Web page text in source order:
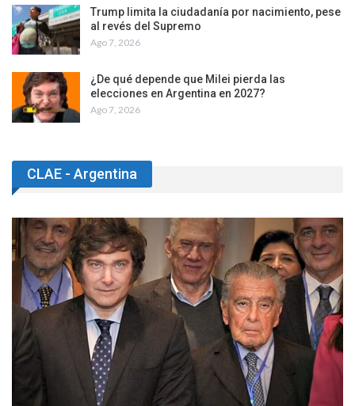
Trump limita la ciudadanía por nacimiento, pese
al revés del Supremo
Ago 7, 2026
¿De qué depende que Milei pierda las
elecciones en Argentina en 2027?
Ago 7, 2026
CLAE - Argentina